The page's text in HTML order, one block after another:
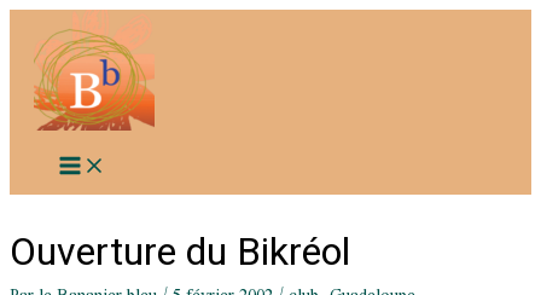
contenu
Ouverture du Bikréol